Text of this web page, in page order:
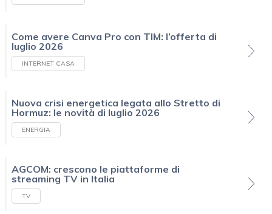
Come avere Canva Pro con TIM: l’offerta di
luglio 2026
INTERNET CASA
Nuova crisi energetica legata allo Stretto di
Hormuz: le novità di luglio 2026
ENERGIA
AGCOM: crescono le piattaforme di
streaming TV in Italia
TV